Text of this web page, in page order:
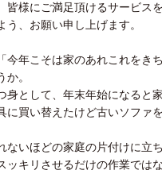
皆様にご満足頂けるサービス
う、お願い申し上げます。
今年こそは家のあれこれをき
。
身として、年末年始になると
に買い替えたけど古いソファ
ないほどの家庭の片付けに立
ッキリさせるだけの作業では